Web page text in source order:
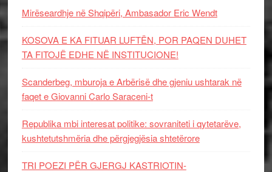
Mirëseardhje në Shqipëri, Ambasador Eric Wendt
KOSOVA E KA FITUAR LUFTËN, POR PAQEN DUHET
TA FITOJË EDHE NË INSTITUCIONE!
Scanderbeg, mburoja e Arbërisë dhe gjeniu ushtarak në
faqet e Giovanni Carlo Saraceni-t
Republika mbi interesat politike: sovraniteti i qytetarëve,
kushtetutshmëria dhe përgjegjësia shtetërore
TRI POEZI PËR GJERGJ KASTRIOTIN-